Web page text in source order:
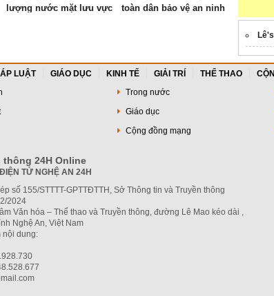
lượng nước mặt lưu vực
toàn dân bảo vệ an ninh
LUẬT GIÁO DỤC KINH TẾ GIẢI TRÍ THỂ THAO
Trong nước
Giáo dục
Cộng đồng mạng
thông 24H Online
TỬ NGHỆ AN 24H
số 155/STTTT-GPTTĐTTH, Sở Thông tin và Truyền thông
2024
Văn hóa – Thể thao và Truyền thông, đường Lê Mao kéo dài ,
Nghệ An, Việt Nam
nội dung: